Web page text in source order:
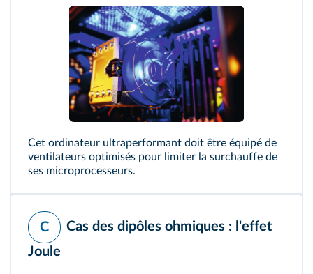
Cet ordinateur ultraperformant doit être équipé de
ventilateurs optimisés pour limiter la surchauffe de
ses microprocesseurs.
C
Cas des dipôles ohmiques : l'effet
Joule